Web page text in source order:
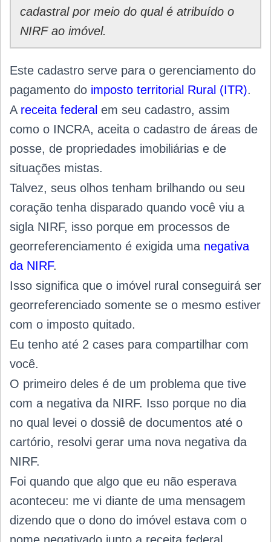
cadastral por meio do qual é atribuído o
NIRF ao imóvel.
Este cadastro serve para o gerenciamento do
pagamento do imposto territorial Rural (ITR).
A receita federal em seu cadastro, assim
como o INCRA, aceita o cadastro de áreas de
posse, de propriedades imobiliárias e de
situações mistas.
Talvez, seus olhos tenham brilhando ou seu
coração tenha disparado quando você viu a
sigla NIRF, isso porque em processos de
georreferenciamento é exigida uma negativa
da NIRF.
Isso significa que o imóvel rural conseguirá ser
georreferenciado somente se o mesmo estiver
com o imposto quitado.
Eu tenho até 2 cases para compartilhar com
você.
O primeiro deles é de um problema que tive
com a negativa da NIRF. Isso porque no dia
no qual levei o dossiê de documentos até o
cartório, resolvi gerar uma nova negativa da
NIRF.
Foi quando que algo que eu não esperava
aconteceu: me vi diante de uma mensagem
dizendo que o dono do imóvel estava com o